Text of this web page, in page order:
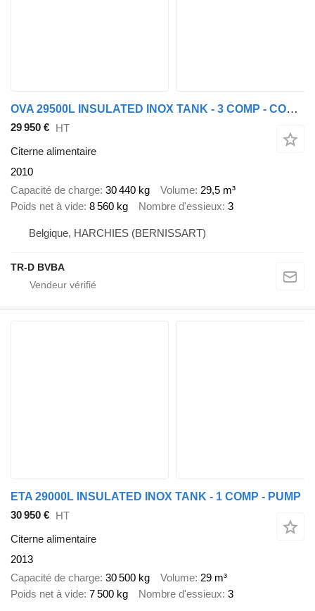
OVA 29500L INSULATED INOX TANK - 3 COMP - COUNTER/PUMP
29 950 € HT
Citerne alimentaire
2010
Capacité de charge 30 440 kg Volume 29,5 m³
Poids net à vide 8 560 kg Nombre d'essieux 3
Belgique, HARCHIES (BERNISSART)
TR-D BVBA
ETA 29000L INSULATED INOX TANK - 1 COMP - PUMP
30 950 € HT
Citerne alimentaire
2013
Capacité de charge 30 500 kg Volume 29 m³
Poids net à vide 7 500 kg Nombre d'essieux 3